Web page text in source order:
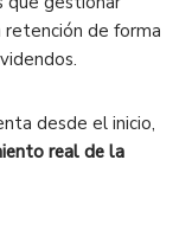
retención de forma
desde el inicio,
real de la